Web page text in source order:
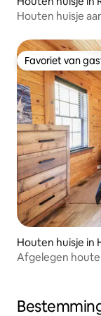
Houten huisje
Favoriet van
Favoriet van
Houten huisje in
Afgelegen